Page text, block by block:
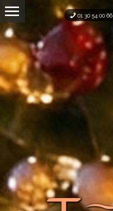
Panneau de gestion des cookies
01 30 54 00 66